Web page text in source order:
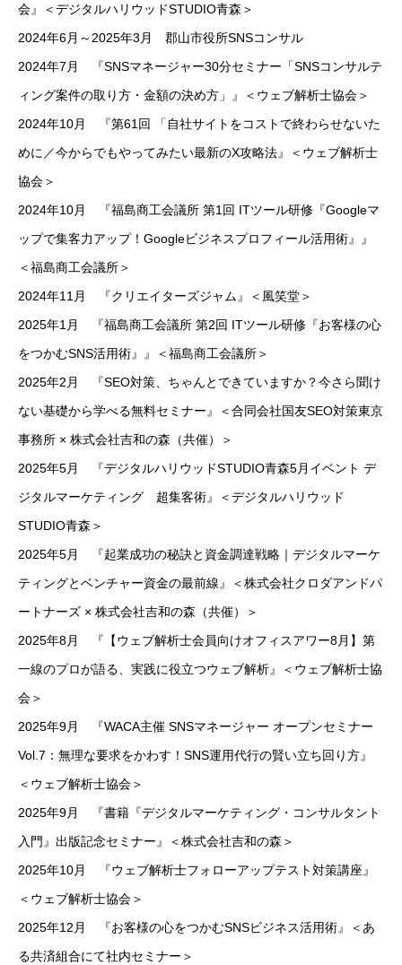
会』＜デジタルハリウッドSTUDIO青森＞
2024年6月～2025年3月 郡山市役所SNSコンサル
2024年7月 『SNSマネージャー30分セミナー「SNSコンサルテ
ィング案件の取り方・金額の決め方」』＜ウェブ解析士協会＞
2024年10月 『第61回 「自社サイトをコストで終わらせないた
めに／今からでもやってみたい最新のX攻略法』＜ウェブ解析士
協会＞
2024年10月 『福島商工会議所 第1回 ITツール研修『Googleマ
ップで集客力アップ！Googleビジネスプロフィール活用術』』
＜福島商工会議所＞
2024年11月 『クリエイターズジャム』＜風笑堂＞
2025年1月 『福島商工会議所 第2回 ITツール研修『お客様の心
をつかむSNS活用術』』＜福島商工会議所＞
2025年2月 『SEO対策、ちゃんとできていますか？今さら聞け
ない基礎から学べる無料セミナー』＜合同会社国友SEO対策東京
事務所 × 株式会社吉和の森（共催）＞
2025年5月 『デジタルハリウッドSTUDIO青森5月イベント デ
ジタルマーケティング 超集客術』＜デジタルハリウッド
STUDIO青森＞
2025年5月 『起業成功の秘訣と資金調達戦略｜デジタルマーケ
ティングとベンチャー資金の最前線』＜株式会社クロダアンドパ
ートナーズ × 株式会社吉和の森（共催）＞
2025年8月 『【ウェブ解析士会員向けオフィスアワー8月】第
一線のプロが語る、実践に役立つウェブ解析』＜ウェブ解析士協
会＞
2025年9月 『WACA主催 SNSマネージャー オープンセミナー
Vol.7：無理な要求をかわす！SNS運用代行の賢い立ち回り方』
＜ウェブ解析士協会＞
2025年9月 『書籍『デジタルマーケティング・コンサルタント
入門』出版記念セミナー』＜株式会社吉和の森＞
2025年10月 『ウェブ解析士フォローアップテスト対策講座』
＜ウェブ解析士協会＞
2025年12月 『お客様の心をつかむSNSビジネス活用術』＜あ
る共済組合にて社内セミナー＞